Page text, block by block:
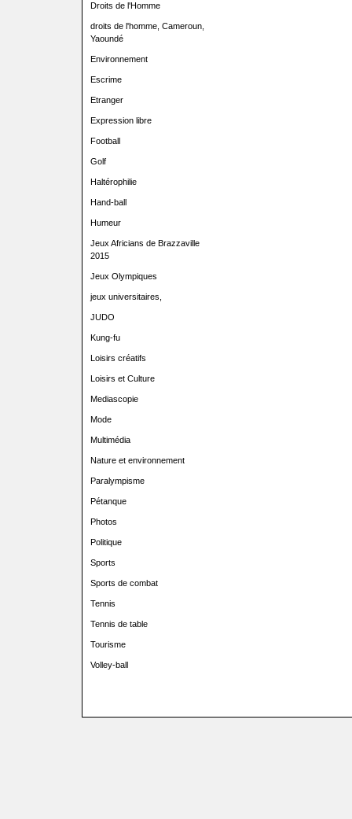
Droits de l'Homme
droits de l'homme, Cameroun,
Yaoundé
Environnement
Escrime
Etranger
Expression libre
Football
Golf
Haltérophilie
Hand-ball
Humeur
Jeux Africians de Brazzaville
2015
Jeux Olympiques
jeux universitaires,
JUDO
Kung-fu
Loisirs créatifs
Loisirs et Culture
Mediascopie
Mode
Multimédia
Nature et environnement
Paralympisme
Pétanque
Photos
Politique
Sports
Sports de combat
Tennis
Tennis de table
Tourisme
Volley-ball